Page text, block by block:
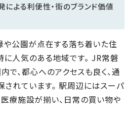
よる利便性・街のブランド価値
や公園が点在する落ち着いた住
に人気のある地域です。 JR常磐
で、都心へのアクセスも良く、通
されています。 駅周辺にはスーパ
療施設が揃い、日常の買い物や